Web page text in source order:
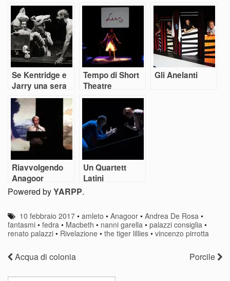
Se Kentridge e
Jarry una sera
alla Pergola…
Tempo di Short
Theatre
Gli Anelanti
Riavvolgendo
Anagoor
Un Quartett
Latini
Powered byYARPP.
10 febbraio 2017 •amleto •Anagoor •Andrea De Rosa •
fantasmi • fedra • Macbeth • nanni garella • palazzi consiglia •
renato palazzi • Rivelazione • the tiger lillies • vincenzo pirrotta
Acqua di colonia Porcile